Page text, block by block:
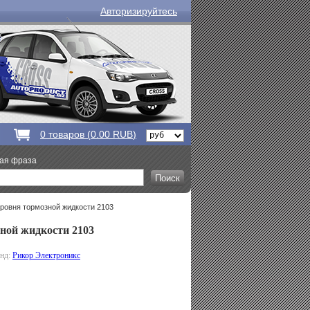
Авторизируйтесь
0 товаров (0.00 RUB)
фраза
тормозной жидкости 2103
жидкости 2103
Рикор Электроникс